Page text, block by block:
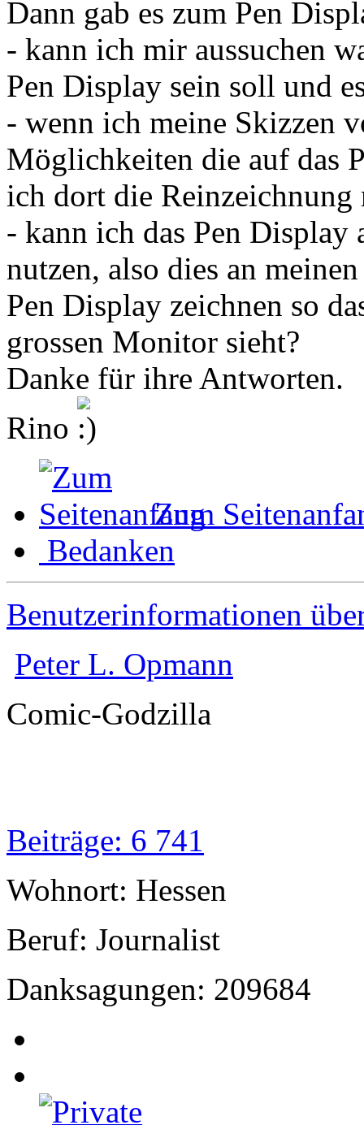
Dann gab es zum Pen
- kann ich mir aussuchen
Pen Display sein soll und
- wenn ich meine Skizzen
Möglichkeiten die auf das
ich dort die Reinzeichnung
- kann ich das Pen Display
nutzen, also dies an
Pen Display zeichnen so
grossen Monitor sieht?
Danke für ihre Antworten.
Rino
Zum
Bedanken
Benutzerinformationen
Peter L. Opmann
Comic-Godzilla
Beiträge: 6 741
Wohnort: Hessen
Beruf: Journalist
Danksagungen: 209684